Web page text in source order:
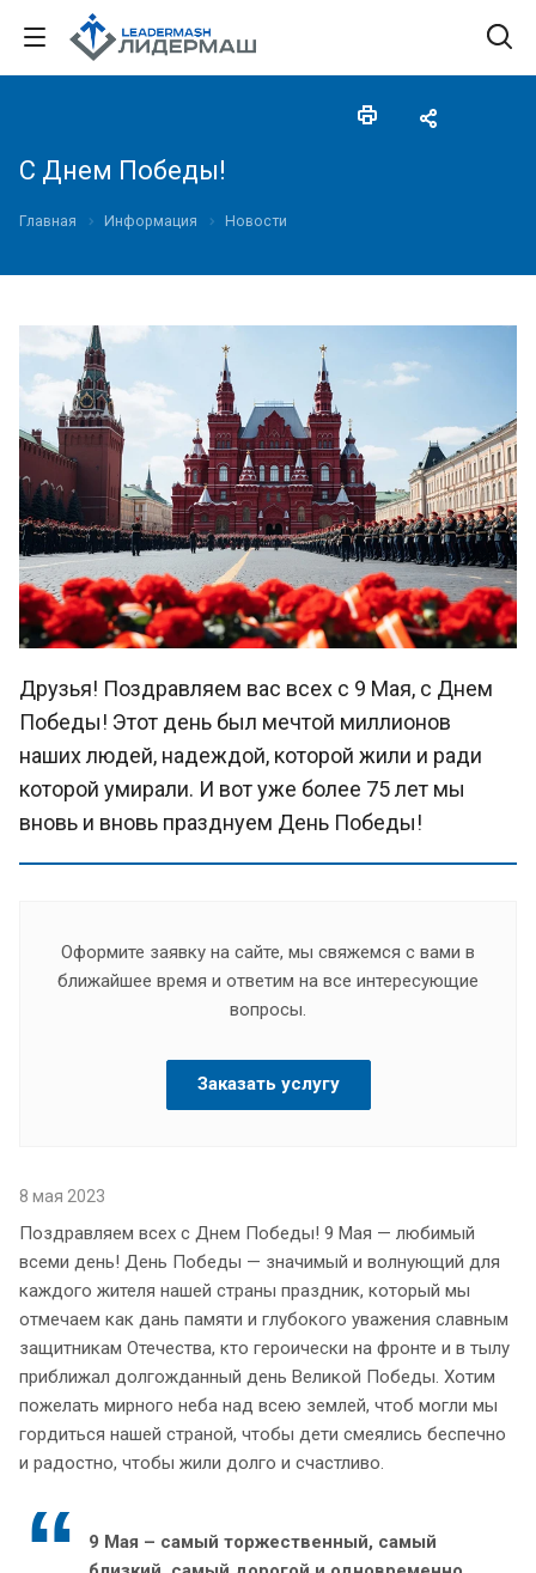
С Днем Победы!
Главная Информация Новости
Друзья! Поздравляем вас всех с 9 Мая, с Днем
Победы! Этот день был мечтой миллионов
наших людей, надеждой, которой жили и ради
которой умирали. И вот уже более 75 лет мы
вновь и вновь празднуем День Победы!
Оформите заявку на сайте, мы свяжемся с вами в
ближайшее время и ответим на все интересующие
вопросы.
Заказать услугу
8 мая 2023
Поздравляем всех с Днем Победы! 9 Мая — любимый
всеми день! День Победы — значимый и волнующий для
каждого жителя нашей страны праздник, который мы
отмечаем как дань памяти и глубокого уважения славным
защитникам Отечества, кто героически на фронте и в тылу
приближал долгожданный день Великой Победы. Хотим
пожелать мирного неба над всею землей, чтоб могли мы
гордиться нашей страной, чтобы дети смеялись беспечно
и радостно, чтобы жили долго и счастливо.
9 Мая – самый торжественный, самый